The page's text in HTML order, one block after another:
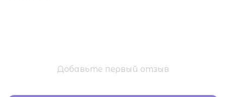
Добавьте первый отзыв